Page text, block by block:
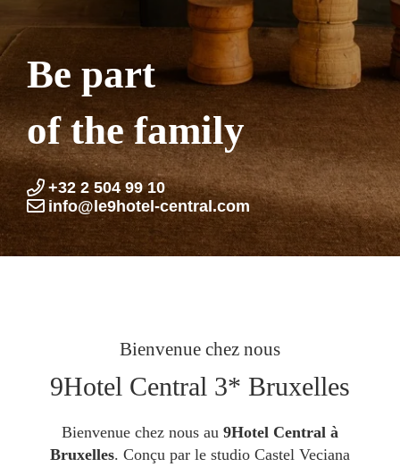
Be part
of the family
+32 2 504 99 10
info@le9hotel-central.com
Bienvenue chez nous
9Hotel Central 3* Bruxelles
Bienvenue chez nous au 9Hotel Central à
Bruxelles. Conçu par le studio Castel Veciana